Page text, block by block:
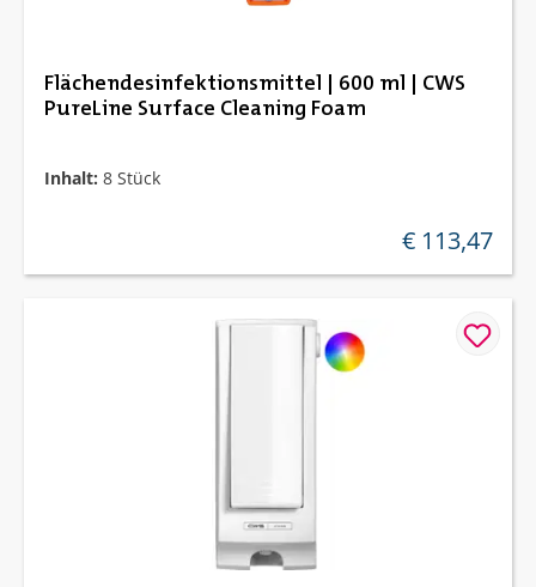
Flächendesinfektionsmittel | 600 ml | CWS
PureLine Surface Cleaning Foam
Inhalt: 8 Stück
regulärer preis:
€ 113,47